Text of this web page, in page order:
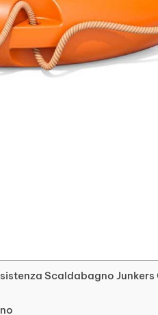
Scaldabagno